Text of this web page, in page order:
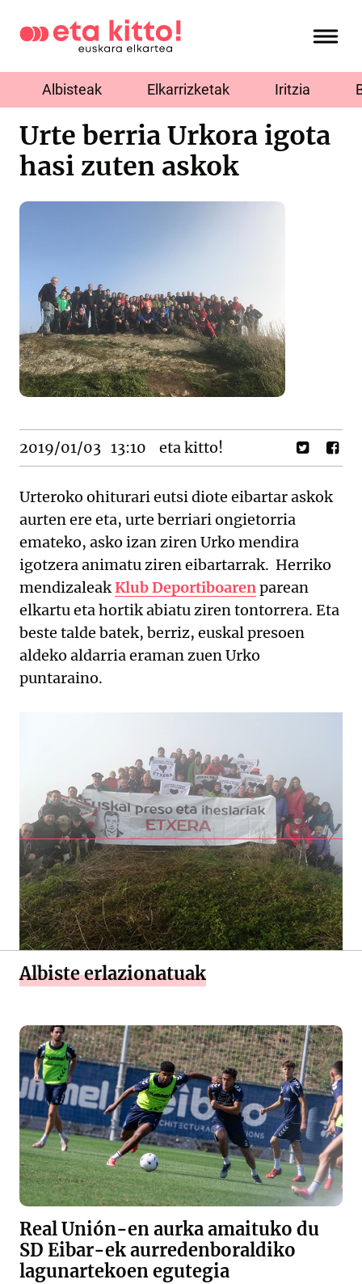
Albisteak Elkarrizketak Iritzia
Urte berria Urkora igota
hasi zuten askok
2019/01/03 13:10 eta kitto!
Urteroko ohiturari eutsi diote eibartar askok
aurten ere eta, urte berriari ongietorria
emateko, asko izan ziren Urko mendira
igotzera animatu ziren eibartarrak. Herriko
mendizaleakKlub Deportiboarenparean
elkartu eta hortik abiatu ziren tontorrera. Eta
beste talde batek, berriz, euskal presoen
aldeko aldarria eraman zuen Urko
puntaraino.
Albiste erlazionatuak
Real Unión-en aurka amaituko du
SD Eibar-ek aurredenboraldiko
lagunartekoen egutegia